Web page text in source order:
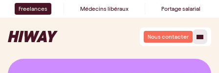
Freelances Médecins libéraux Portage salarial
Nous contacter